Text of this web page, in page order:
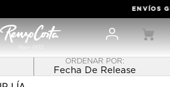
ENVÍOS
Fecha De Release